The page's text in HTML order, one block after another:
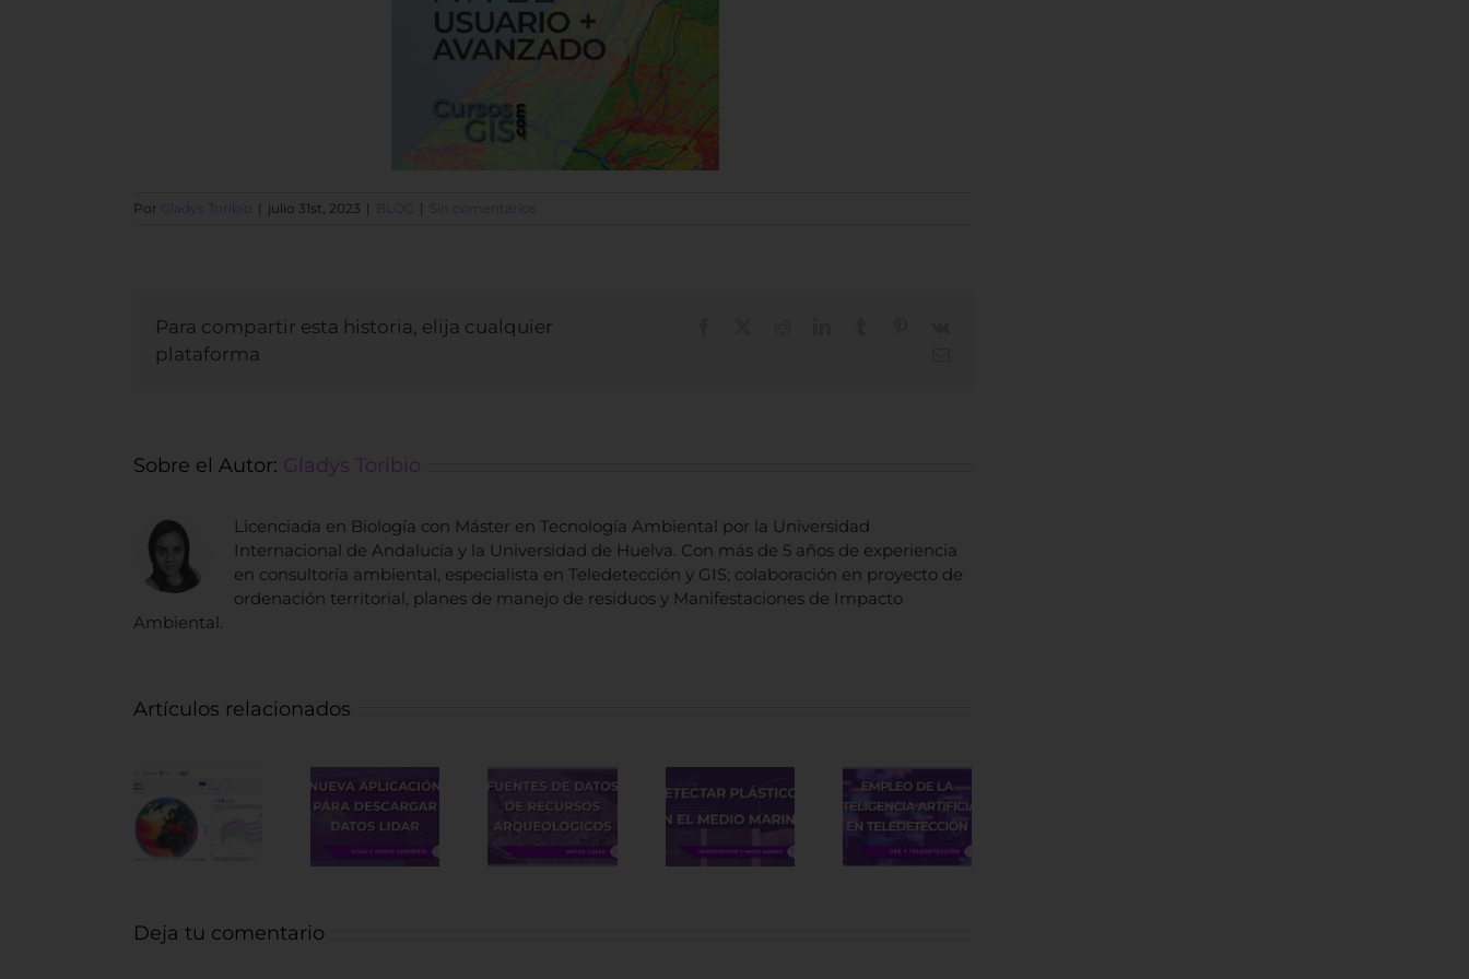
Por Gladys Toribio | julio 31st, 2023 | BLOG | Sin comentarios
Para compartir esta historia, elija cualquier
plataforma
Sobre el Autor: Gladys Toribio
Licenciada en Biología con Máster en Tecnología Ambiental por la Universidad
Internacional de Andalucía y la Universidad de Huelva. Con más de 5 años de experiencia
en consultoría ambiental, especialista en Teledetección y GIS; colaboración en proyecto de
ordenación territorial, planes de manejo de residuos y Manifestaciones de Impacto
Ambiental.
Artículos relacionados
aplicación
Fuentes
de datos
recursos
Cómo
detectar
plásticos
en el
El empleo
de la
Inteligencia
Artificial
Nuevo
visor “My
Ocean
Deja tu comentario